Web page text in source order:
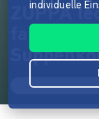
ZUPPA
individuelle